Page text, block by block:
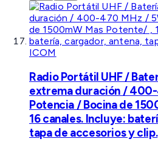
ICOM
Radio Portátil UHF /
extrema duración / 400-
Potencia / Bocina de
16 canales. Incluye:
tapa de accesorios y clip.